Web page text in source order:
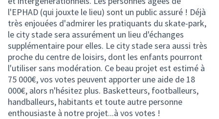
l'EPHAD (qui jouxte le lieu) sont un public assuré ! Déjà
très enjouées d'admirer les pratiquants du skate-park,
le city stade sera assurément un lieu d'échanges
supplémentaire pour elles. Le city stade sera aussi très
proche du centre de loisirs, dont les enfants pourront
l'utiliser sans modération. Ce beau projet est estimé à
75 000€, vos votes peuvent apporter une aide de 18
000€, alors n'hésitez plus. Basketteurs, footballeurs,
handballeurs, habitants et toute autre personne
enthousiaste à notre projet...à vos votes !